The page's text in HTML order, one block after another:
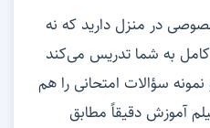
در منزل دارید که نه
کامل به شما تدریس می‌کند
سؤالات امتحانی را هم
آموزش دقیقاً مطابق